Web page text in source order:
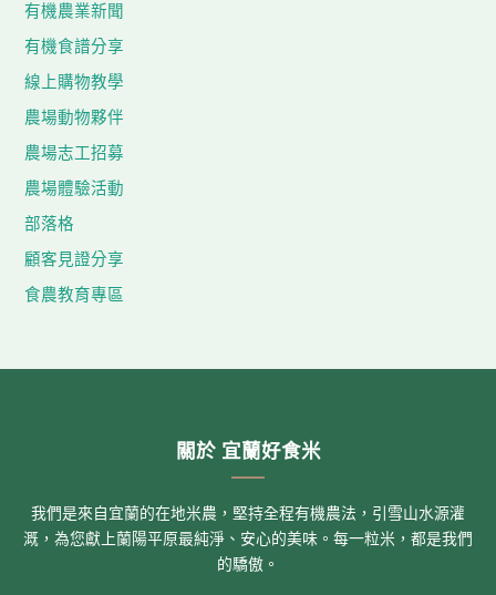
有機農業新聞
有機食譜分享
線上購物教學
農場動物夥伴
農場志工招募
農場體驗活動
部落格
顧客見證分享
食農教育專區
關於 宜蘭好食米
我們是來自宜蘭的在地米農，堅持全程有機農法，引雪山水源灌
溉，為您獻上蘭陽平原最純淨、安心的美味。每一粒米，都是我們
的驕傲。